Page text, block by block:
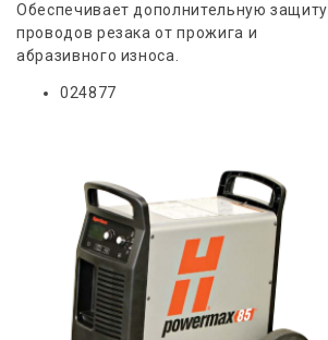
Обеспечивает дополнительную защиту
проводов резака от прожига и
абразивного износа.
024877